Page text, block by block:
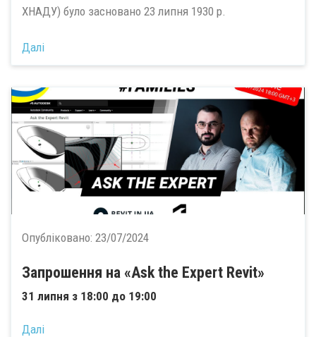
ХНАДУ) було засновано 23 липня 1930 р.
Далі
Опубліковано: 23/07/2024
Запрошення на «Ask the Expert Revit»
31 липня з 18:00 до 19:00
Далі